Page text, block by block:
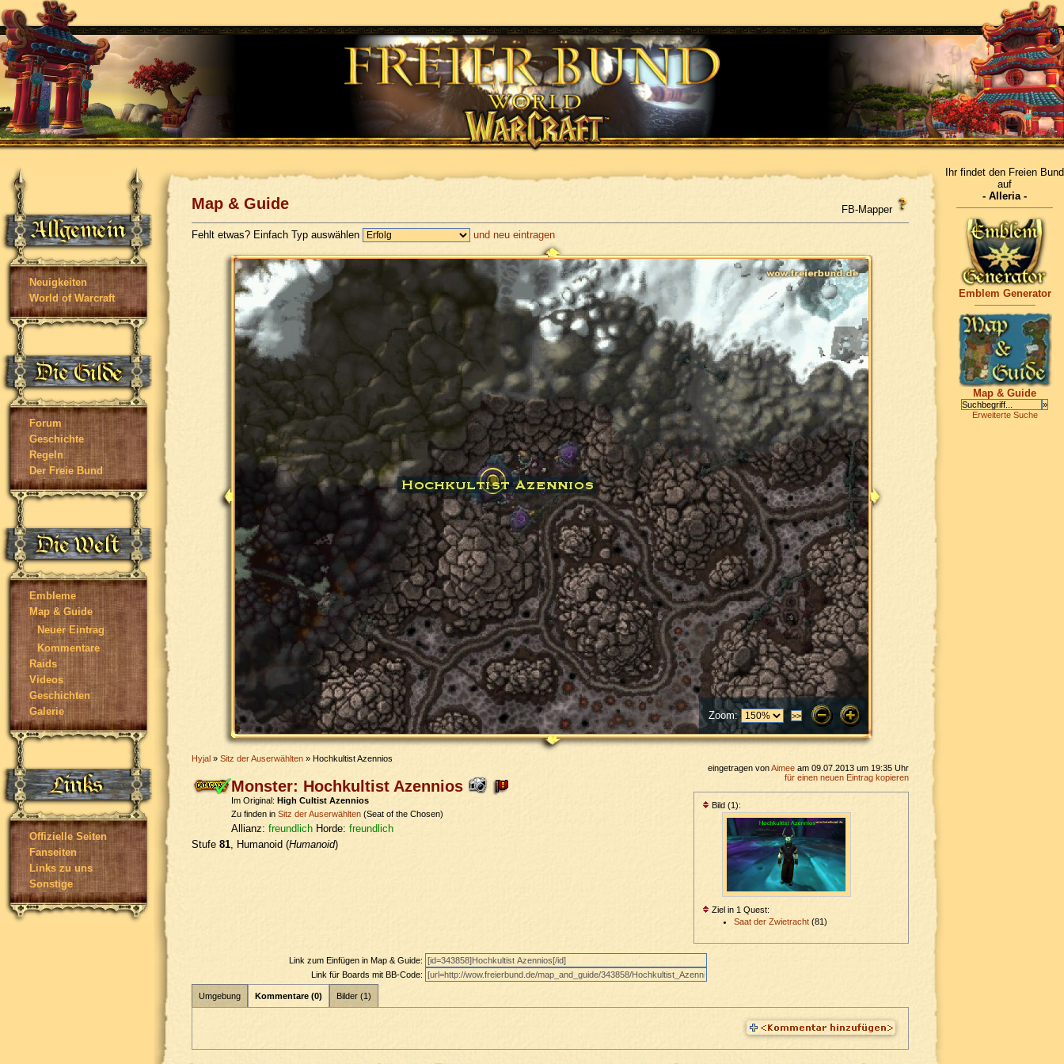
Neuigkeiten
World of Warcraft
Forum
Geschichte
Regeln
Der Freie Bund
Embleme
Map & Guide
Neuer Eintrag
Kommentare
Raids
Videos
Geschichten
Galerie
Offizielle Seiten
Fanseiten
Links zu uns
Sonstige
Map & Guide FB-Mapper
Fehlt etwas? Einfach Typ auswählen und neu eintragen
Zoom:
Hyjal » Sitz der Auserwählten » Hochkultist Azennios
eingetragen vonAimee am 09.07.2013 um 19:35 Uhr
für einen neuen Eintrag kopieren
Bild (1):
Ziel in 1 Quest:
Saat der Zwietracht (81)
Monster: Hochkultist Azennios
Im Original: High Cultist Azennios
Zu finden in Sitz der Auserwählten (Seat of the Chosen)
Allianz: freundlich Horde: freundlich
Stufe 81 , Humanoid (Humanoid)
Link zum Einfügen in Map & Guide:
Link für Boards mit BB-Code:
Umgebung Kommentare (0) Bilder (1)
Ihr findet den Freien Bund
auf
- Alleria -
Emblem Generator
Map & Guide
Erweiterte Suche